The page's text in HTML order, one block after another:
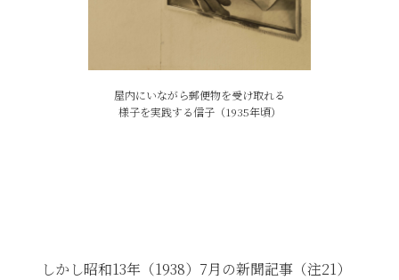
屋内にいながら郵便物を受け取れる
様子を実践する信子（1935年頃）
しかし昭和13年（1938）7月の新聞記事（注21）